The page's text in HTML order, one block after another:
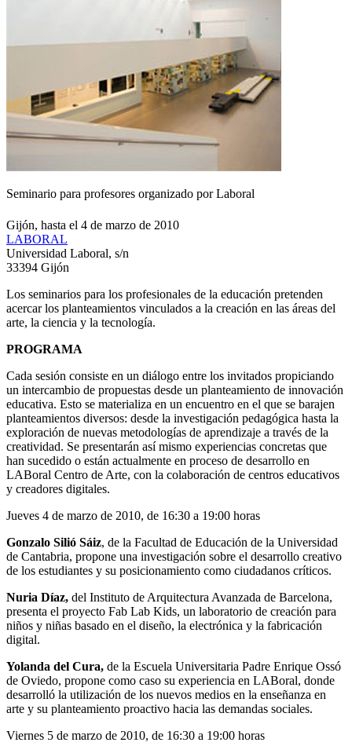
Seminario para profesores organizado por Laboral
Gijón, hasta el 4 de marzo de 2010
LABORAL
Universidad Laboral, s/n
33394 Gijón
Los seminarios para los profesionales de la educación pretenden
acercar los planteamientos vinculados a la creación en las áreas del
arte, la ciencia y la tecnología.
PROGRAMA
Cada sesión consiste en un diálogo entre los invitados propiciando
un intercambio de propuestas desde un planteamiento de innovación
educativa. Esto se materializa en un encuentro en el que se barajen
planteamientos diversos: desde la investigación pedagógica hasta la
exploración de nuevas metodologías de aprendizaje a través de la
creatividad. Se presentarán así mismo experiencias concretas que
han sucedido o están actualmente en proceso de desarrollo en
LABoral Centro de Arte, con la colaboración de centros educativos
y creadores digitales.
Jueves 4 de marzo de 2010, de 16:30 a 19:00 horas
Gonzalo Silió Sáiz, de la Facultad de Educación de la Universidad
de Cantabria, propone una investigación sobre el desarrollo creativo
de los estudiantes y su posicionamiento como ciudadanos críticos.
Nuria Díaz, del Instituto de Arquitectura Avanzada de Barcelona,
presenta el proyecto Fab Lab Kids, un laboratorio de creación para
niños y niñas basado en el diseño, la electrónica y la fabricación
digital.
Yolanda del Cura, de la Escuela Universitaria Padre Enrique Ossó
de Oviedo, propone como caso su experiencia en LABoral, donde
desarrolló la utilización de los nuevos medios en la enseñanza en
arte y su planteamiento proactivo hacia las demandas sociales.
Viernes 5 de marzo de 2010, de 16:30 a 19:00 horas